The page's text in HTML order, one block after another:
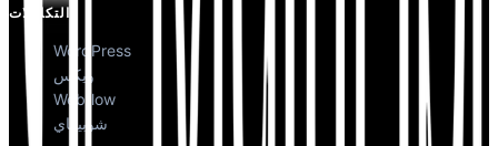
التكاملات
WordPress
ويكس
Webflow
شوبيفاي